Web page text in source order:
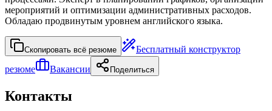
мероприятий и оптимизации административных расходов.
Обладаю продвинутым уровнем английского языка.
Скопировать всё резюме
Бесплатный конструктор
резюме
Вакансии Поделиться
Контакты